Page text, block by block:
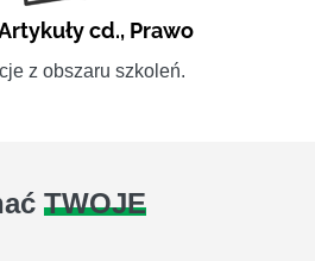
cd., Prawo
z obszaru szkoleń.
TWOJE